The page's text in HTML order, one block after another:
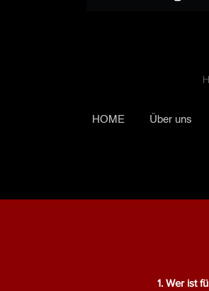
1. Wer ist
HOME Über uns